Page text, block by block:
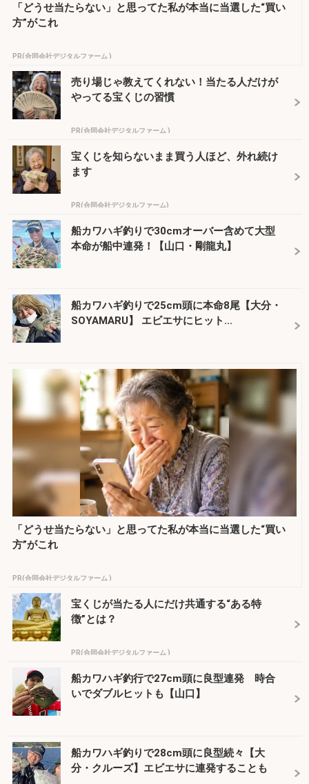
「どうせ当たらない」と思ってた私が本当に当選した“買い
方”がこれ
PR(合同会社デジタルファーム )
売り場じゃ教えてくれない！当たる人だけが
やってる宝くじの習慣
PR(合同会社デジタルファーム )
宝くじを知らないまま買う人ほど、外れ続け
ます
PR(合同会社デジタルファーム)
船カワハギ釣りで30cmオーバー含めて大型
本命が船中連発！【山口・剛龍丸】
船カワハギ釣りで25cm頭に本命8尾【大分・
SOYAMARU】 エビエサにヒット...
「どうせ当たらない」と思ってた私が本当に当選した“買い
方”がこれ
PR(合同会社デジタルファーム )
宝くじが当たる人にだけ共通する“ある特
徴”とは？
PR(合同会社デジタルファーム )
船カワハギ釣行で27cm頭に良型連発 時合
いでダブルヒットも【山口】
船カワハギ釣りで28cm頭に良型続々【大
分・クルーズ】エビエサに連発することも